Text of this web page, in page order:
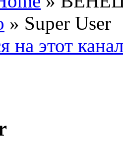
» Super User
на этот